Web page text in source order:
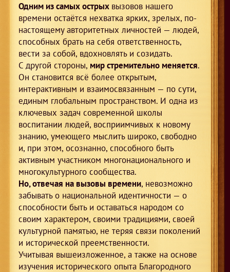
Одним из самых острых вызовов нашего
времени остаётся нехватка ярких, зрелых, по-
настоящему авторитетных личностей — людей,
способных брать на себя ответственность,
вести за собой, вдохновлять и созидать.
С другой стороны, мир стремительно меняется.
Он становится всё более открытым,
интерактивным и взаимосвязанным — по сути,
единым глобальным пространством. И одна из
ключевых задач современной школы
воспитании людей, восприимчивых к новому
знанию, умеющего мыслить широко, свободно
и, при этом, осознанно, способного быть
активным участником многонационального и
многокультурного сообщества.
Но, отвечая на вызовы времени, невозможно
забывать о национальной идентичности — о
способности быть и оставаться народом со
своим характером, своими традициями, своей
культурной памятью, не теряя связи поколений
и исторической преемственности.
Учитывая вышеизложенное, а также на основе
изучения исторического опыта Благородного